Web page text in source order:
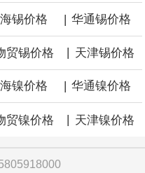
锡价格 | 华通锡价格
贸锡价格 天津锡价格
镍价格 | 华通镍价格
贸镍价格 | 天津镍价格